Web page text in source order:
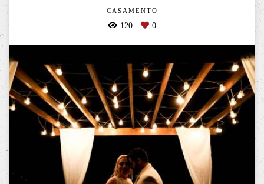
CASAMENTO
120 0